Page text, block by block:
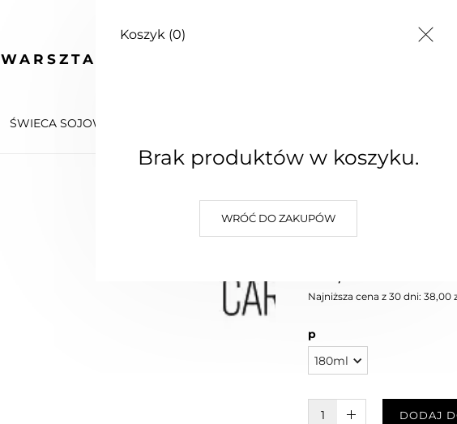
WARSZTATY
Koszyk (0)
Brak produktów w koszyku.
WRÓĆ DO ZAKUPÓW
ŚWIECA SOJOWA CARROT CAKE
ŚWIECA
CAKE
Najniższa cena z 30 dni: 38,00
p
180ml
W KOSZYKU :)
DODAJ